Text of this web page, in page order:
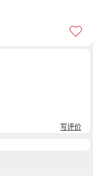
写评价